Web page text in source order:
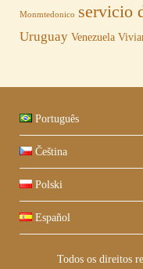
Monmtedonico servicio
Uruguay Venezuela
Português
Čeština
Polski
Español
Todos os direitos